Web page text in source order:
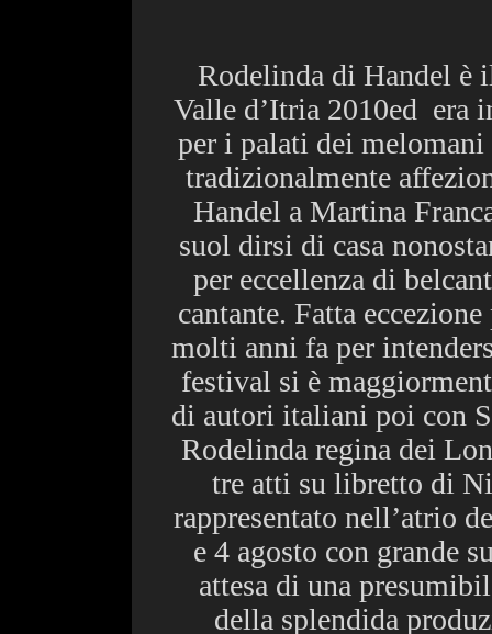
Rodelinda di Handel è
Valle d’Itria 2010ed era
per i palati dei
tradizionalmente
Handel a Martina
suol dirsi di casa
per eccellenza di
cantante. Fatta
molti anni fa per
festival si è
di autori italiani poi con
Rodelinda regina dei
tre atti su libretto di
rappresentato nell’atrio
e 4 agosto con grande
attesa di una
della splendida